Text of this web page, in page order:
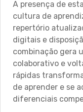
A presença de
cultura de
repertório
digitais e
combinação gera
colaborativo e
rápidas
de aprender e se
diferenciais